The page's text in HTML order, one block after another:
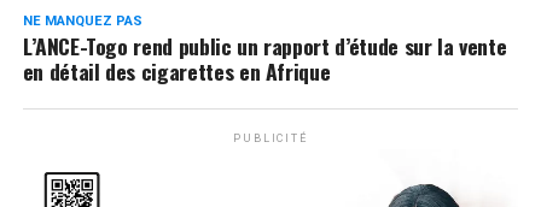
NE MANQUEZ PAS
L’ANCE-Togo rend public un rapport d’étude sur la vente
en détail des cigarettes en Afrique
PUBLICITÉ